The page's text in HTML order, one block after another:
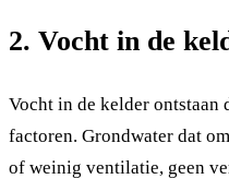
2. Vocht in de
Vocht in de kelder ontstaan
factoren. Grondwater dat
of weinig ventilatie, geen